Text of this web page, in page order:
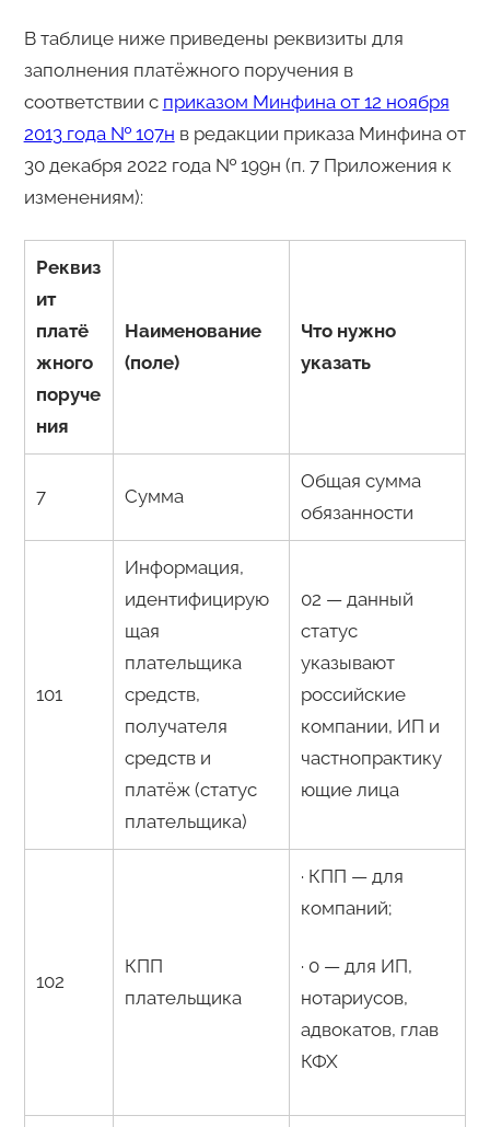
В таблице ниже приведены реквизиты для
заполнения платёжного поручения в
соответствии с приказом Минфина от 12 ноября
2013 года № 107н в редакции приказа Минфина от
30 декабря 2022 года № 199н (п. 7 Приложения к
изменениям):
Реквиз
ит
платё
жного
поруче
ния
Наименование
(поле)
Что нужно
указать
7 Сумма
Общая сумма
обязанности
101
Информация,
идентифицирую
щая
плательщика
средств,
получателя
средств и
платёж (статус
плательщика)
02 — данный
статус
указывают
российские
компании, ИП и
частнопрактику
ющие лица
102
КПП
плательщика
· КПП — для
компаний;
· 0 — для ИП,
нотариусов,
адвокатов, глав
КФХ